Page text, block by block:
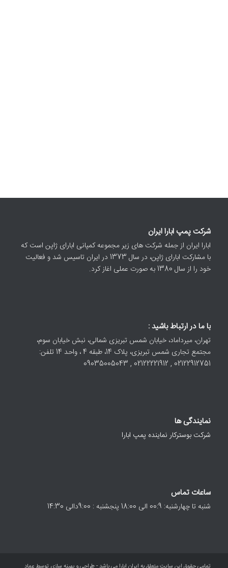
شرکت پمپ ابارا ایران
ابارا ایران از جمله شرکت های زیر مجموعه کمپانی ابارای ژاپن است که
با مشارکت ابارای ژاپن، در سال 1373 در ایران تاسیس شد و فعالیت
خود را از سال 1380 به صورت عملی اغاز کرد.
با ما در ارتباط باشید :
تهران، میرداماد، خیابان شمس تبریزی شمالی، نبش خیابان سوم،
مجتمع تجاری شمس تبریزی، پلاک 14، طبقه 4 ، واحد 14 تلفن:
02122912751 , 02122221912 , 09035005043
نمایندگی ها
شرکت بوسترکار نماینده پمپ ابارا
ساعات تماس
شنبه تا چهارشنبه: 00:9 الی 18:00 پنجشنبه : 9:00دالی 14:30